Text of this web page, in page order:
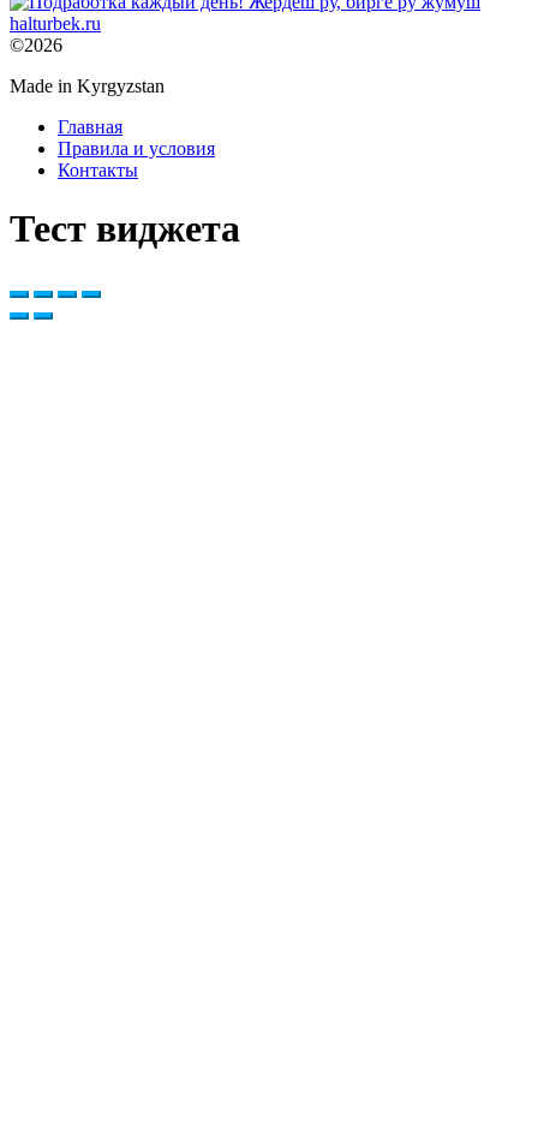
©2026
Made in Kyrgyzstan
Главная
Правила и условия
Контакты
Тест виджета